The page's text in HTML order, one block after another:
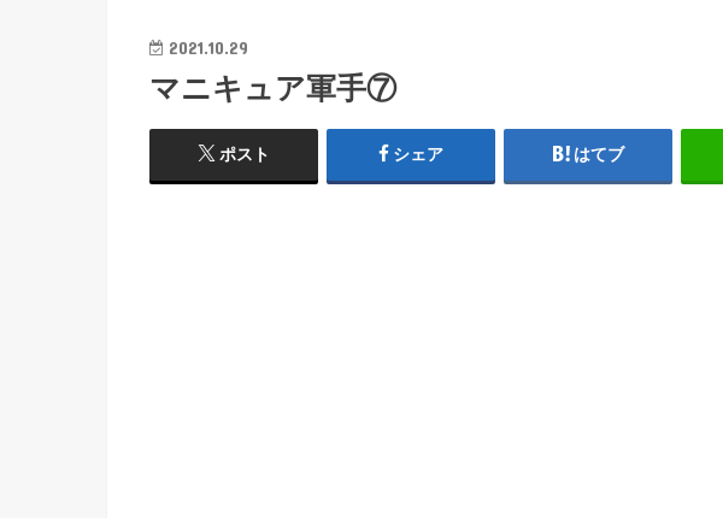
2021.10.29
マニキュア軍手⑦
ポスト シェア はてブ